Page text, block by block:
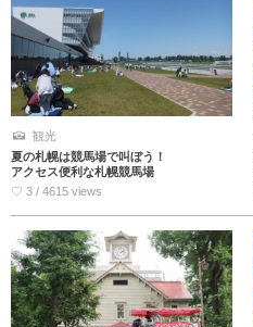
観光
夏の札幌は競馬場で叫ぼう！
アクセス便利な札幌競馬場
♡ 3 / 4615 views